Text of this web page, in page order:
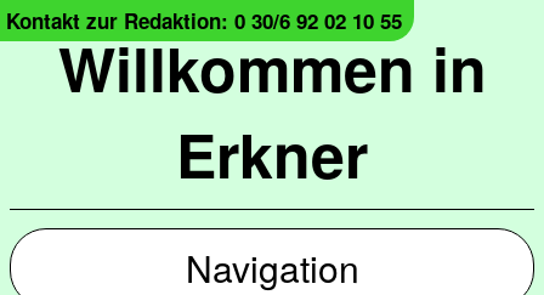
Willkommen in
Erkner
Kontakt zur Redaktion: 0 30/6 92 02 10 55
Navigation